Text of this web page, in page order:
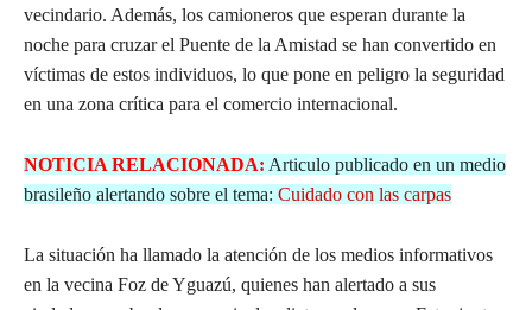
vecindario. Además, los camioneros que esperan durante la
noche para cruzar el Puente de la Amistad se han convertido en
víctimas de estos individuos, lo que pone en peligro la seguridad
en una zona crítica para el comercio internacional.
NOTICIA RELACIONADA: Articulo publicado en un medio
brasileño alertando sobre el tema: Cuidado con las carpas
La situación ha llamado la atención de los medios informativos
en la vecina Foz de Yguazú, quienes han alertado a sus